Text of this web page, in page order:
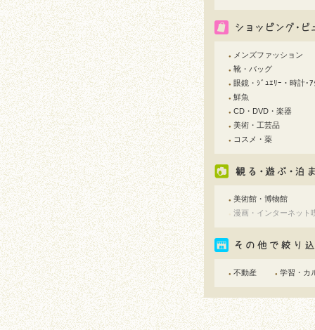
● メンズファッション
● 靴・バッグ
● 眼鏡・ｼﾞｭｴﾘｰ・時計･ｱ
● 鮮魚
● CD・DVD・楽器
● 美術・工芸品
● コスメ・薬
● 美術館・博物館
漫画・インターネット
● 不動産 ● 学習・カ